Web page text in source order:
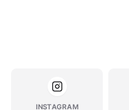
INSTAGRAM